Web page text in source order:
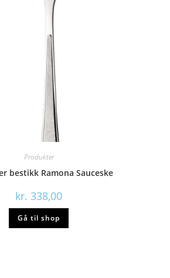
Produkter
bestikk Ramona Sauceske
kr. 338,00
Gå til shop